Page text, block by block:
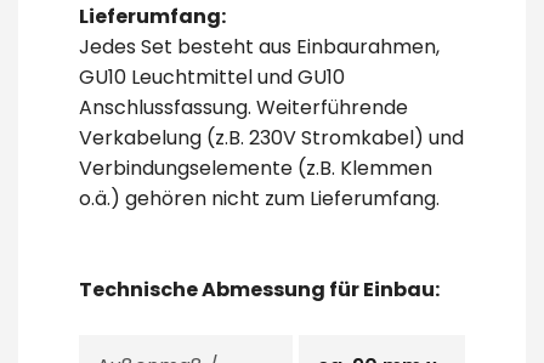
Lieferumfang:
Jedes Set besteht aus Einbaurahmen,
GU10 Leuchtmittel und GU10
Anschlussfassung. Weiterführende
Verkabelung (z.B. 230V Stromkabel) und
Verbindungselemente (z.B. Klemmen
o.ä.) gehören nicht zum Lieferumfang.
Technische Abmessung für Einbau: